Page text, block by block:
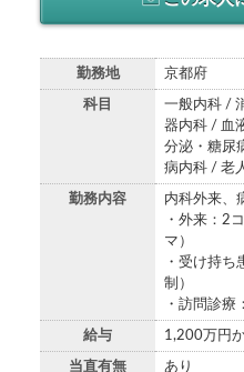
勤務地 京都府
科目
一般内科 /
器内科 / 血
分泌・糖尿
病内科 / 老
勤務内容
内科外来、
・外来：2
マ）
・受け持
制）
・訪問診療
給与 1,200万円
当直有無 あり